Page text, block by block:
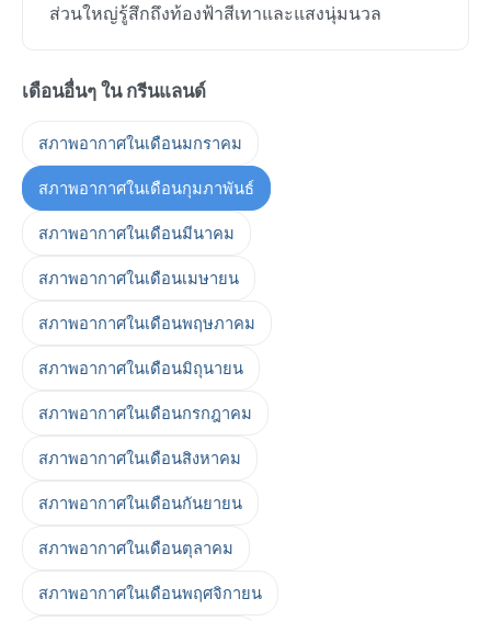
ส่วนใหญ่รู้สึกถึงท้องฟ้าสีเทาและแสงนุ่มนวล
เดือนอื่นๆ ใน กรีนแลนด์
สภาพอากาศในเดือนมกราคม
สภาพอากาศในเดือนกุมภาพันธ์
สภาพอากาศในเดือนมีนาคม
สภาพอากาศในเดือนเมษายน
สภาพอากาศในเดือนพฤษภาคม
สภาพอากาศในเดือนมิถุนายน
สภาพอากาศในเดือนกรกฎาคม
สภาพอากาศในเดือนสิงหาคม
สภาพอากาศในเดือนกันยายน
สภาพอากาศในเดือนตุลาคม
สภาพอากาศในเดือนพฤศจิกายน